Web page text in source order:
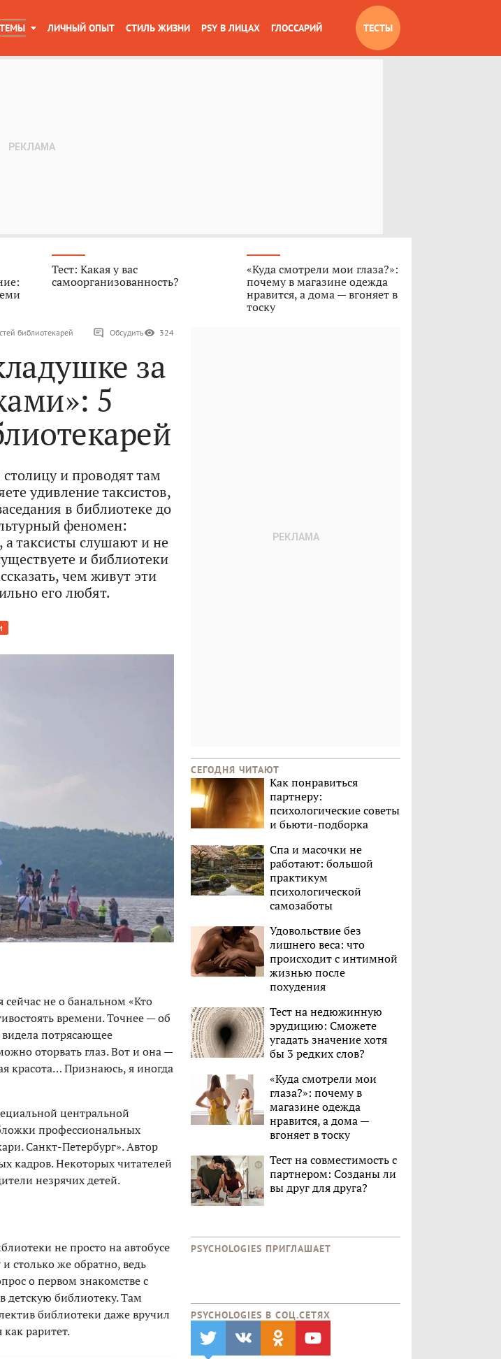
ТЕМЫ ЛИЧНЫЙ ОПЫТ СТИЛЬ ЖИЗНИ PSY В ЛИЦАХ ГЛОССАРИЙ ТЕСТЫ
Тест: Какая у вас
самоорганизованность?
«Куда смотрели мои глаза?»:
почему в магазине одежда
нравится, а дома — вгоняет в
тоску
библиотекарей Обсудить 324
за
5
и проводят там
удивление таксистов,
в библиотеке до
феномен:
а таксисты слушают и не
и библиотеки
чем живут эти
его любят.
не о банальном «Кто
времени. Точнее — об
видела потрясающее
оторвать глаз. Вот и она —
красота… Признаюсь, я иногда
центральной
профессиональных
Санкт-Петербург». Автор
кадров. Некоторых читателей
незрячих детей.
не просто на автобусе
столько же обратно, ведь
о первом знакомстве с
детскую библиотеку. Там
библиотеки даже вручил
раритет.
СЕГОДНЯ ЧИТАЮТ
Как понравиться
партнеру:
психологические советы
и бьюти-подборка
Спа и масочки не
работают: большой
практикум
психологической
самозаботы
Удовольствие без
лишнего веса: что
происходит с интимной
жизнью после
похудения
Тест на недюжинную
эрудицию: Сможете
угадать значение хотя
бы 3 редких слов?
«Куда смотрели мои
глаза?»: почему в
магазине одежда
нравится, а дома —
вгоняет в тоску
Тест на совместимость с
партнером: Созданы ли
вы друг для друга?
PSYCHOLOGIES ПРИГЛАШАЕТ
PSYCHOLOGIES В CОЦ.СЕТЯХ